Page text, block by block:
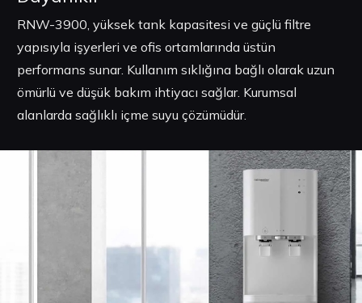
RNW-3900, yüksek tank kapasitesi ve güçlü filtre
yapısıyla işyerleri ve ofis ortamlarında üstün
performans sunar. Kullanım sıklığına bağlı olarak uzun
ömürlü ve düşük bakım ihtiyacı sağlar. Kurumsal
alanlarda sağlıklı içme suyu çözümüdür.